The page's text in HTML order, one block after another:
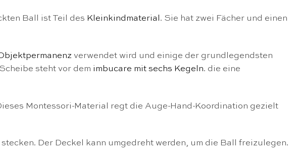
Ball ist Teil des Kleinkindmaterial . Sie hat zwei Fächer und einen
verwendet wird und einige der grundlegendsten
steht vor dem imbucare mit sechs Kegeln. die eine
Montessori-Material regt die Auge-Hand-Koordination gezielt
Der Deckel kann umgedreht werden, um die Ball freizulegen.